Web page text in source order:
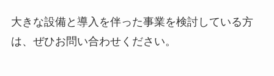
大きな設備と導入を伴った事業を検討している方
は、ぜひお問い合わせください。